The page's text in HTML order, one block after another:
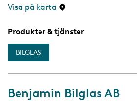
Visa på karta
Produkter & tjänster
BILGLAS
Benjamin Bilglas AB